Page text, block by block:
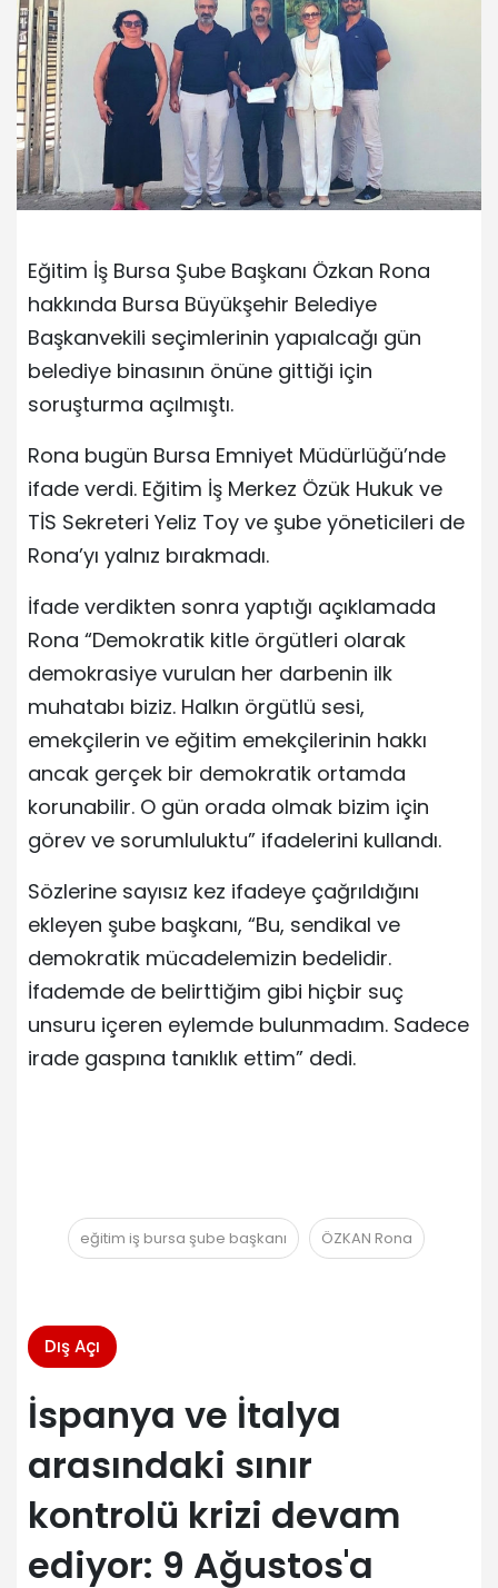
Eğitim İş Bursa Şube Başkanı Özkan Rona
hakkında Bursa Büyükşehir Belediye
Başkanvekili seçimlerinin yapıalcağı gün
belediye binasının önüne gittiği için
soruşturma açılmıştı.
Rona bugün Bursa Emniyet Müdürlüğü’nde
ifade verdi. Eğitim İş Merkez Özük Hukuk ve
TİS Sekreteri Yeliz Toy ve şube yöneticileri de
Rona’yı yalnız bırakmadı.
İfade verdikten sonra yaptığı açıklamada
Rona “Demokratik kitle örgütleri olarak
demokrasiye vurulan her darbenin ilk
muhatabı biziz. Halkın örgütlü sesi,
emekçilerin ve eğitim emekçilerinin hakkı
ancak gerçek bir demokratik ortamda
korunabilir. O gün orada olmak bizim için
görev ve sorumluluktu” ifadelerini kullandı.
Sözlerine sayısız kez ifadeye çağrıldığını
ekleyen şube başkanı, “Bu, sendikal ve
demokratik mücadelemizin bedelidir.
İfademde de belirttiğim gibi hiçbir suç
unsuru içeren eylemde bulunmadım. Sadece
irade gaspına tanıklık ettim” dedi.
eğitim iş bursa şube başkanı ÖZKAN Rona
Dış Açı
İspanya ve İtalya
arasındaki sınır
kontrolü krizi devam
ediyor: 9 Ağustos'a